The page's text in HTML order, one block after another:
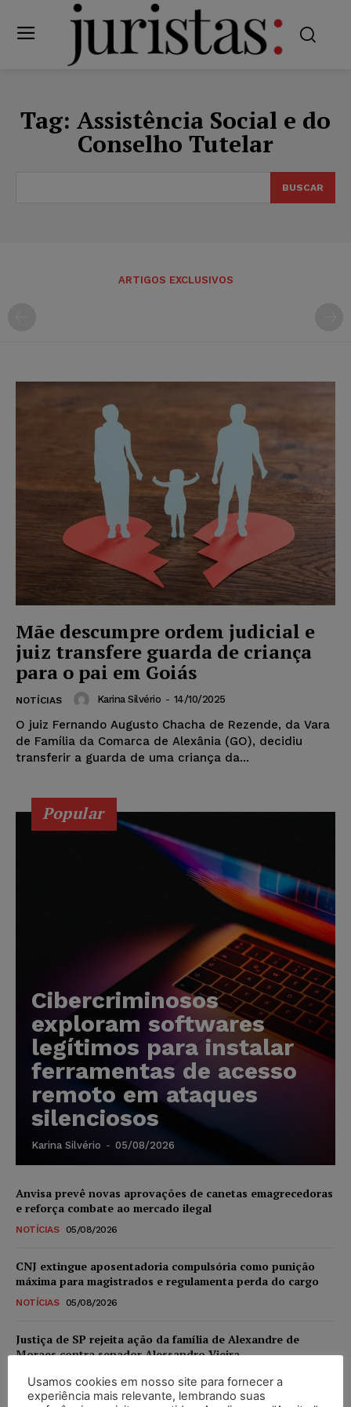
Tag: Assistência Social e do
Conselho Tutelar
BUSCAR
ARTIGOS EXCLUSIVOS
Mãe descumpre ordem judicial e
juiz transfere guarda de criança
para o pai em Goiás
NOTÍCIAS Karina Silvério - 14/10/2025
O juiz Fernando Augusto Chacha de Rezende, da Vara
de Família da Comarca de Alexânia (GO), decidiu
transferir a guarda de uma criança da...
Popular
Cibercriminosos
exploram softwares
legítimos para instalar
ferramentas de acesso
remoto em ataques
silenciosos
Karina Silvério - 05/08/2026
Anvisa prevê novas aprovações de canetas emagrecedoras
e reforça combate ao mercado ilegal
NOTÍCIAS 05/08/2026
CNJ extingue aposentadoria compulsória como punição
máxima para magistrados e regulamenta perda do cargo
NOTÍCIAS 05/08/2026
Justiça de SP rejeita ação da família de Alexandre de
Moraes contra senador Alessandro Vieira
NOTÍCIAS 05/08/2026
Usamos cookies em nosso site para fornecer a
experiência mais relevante, lembrando suas